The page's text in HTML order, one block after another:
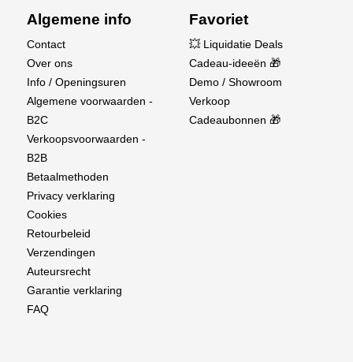
Algemene info
Contact
Over ons
Info / Openingsuren
Algemene voorwaarden -
B2C
Verkoopsvoorwaarden -
B2B
Betaalmethoden
Privacy verklaring
Cookies
Retourbeleid
Verzendingen
Auteursrecht
Garantie verklaring
FAQ
Favoriet
💥 Liquidatie Deals
Cadeau-ideeën 🎁
Demo / Showroom
Verkoop
Cadeaubonnen 🎁